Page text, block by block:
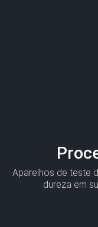
Aparelhos de teste
dureza em